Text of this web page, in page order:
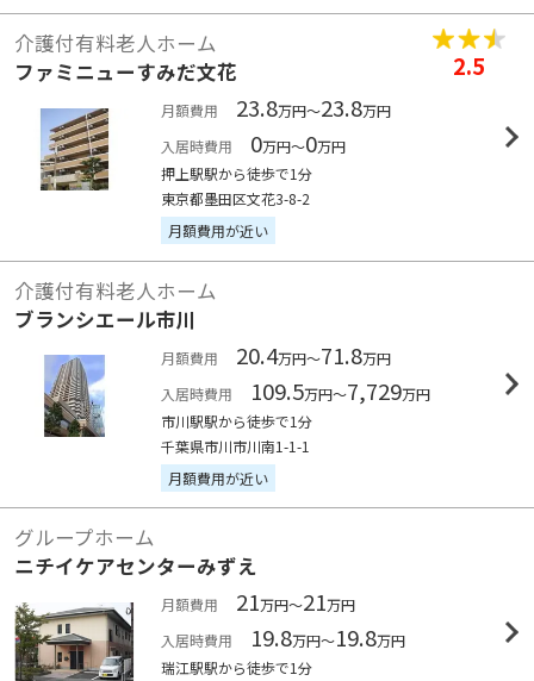
介護付有料老人ホーム
ファミニューすみだ文花
2.5
月額費用 23.8万円～23.8万円
入居時費用
0万円～0万円
押上駅駅から徒歩で1分
東京都墨田区文花3-8-2
月額費用が近い
介護付有料老人ホーム
ブランシエール市川
月額費用 20.4万円～71.8万円
入居時費用
109.5万円～7,729万円
市川駅駅から徒歩で1分
千葉県市川市川南1-1-1
月額費用が近い
グループホーム
ニチイケアセンターみずえ
月額費用 21万円～21万円
入居時費用
19.8万円～19.8万円
瑞江駅駅から徒歩で1分